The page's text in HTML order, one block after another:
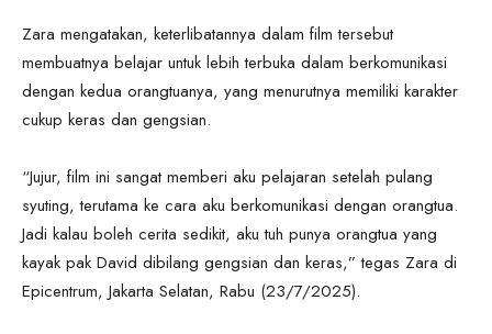
Zara mengatakan, keterlibatannya dalam film tersebut
membuatnya belajar untuk lebih terbuka dalam berkomunikasi
dengan kedua orangtuanya, yang menurutnya memiliki karakter
cukup keras dan gengsian.
“Jujur, film ini sangat memberi aku pelajaran setelah pulang
syuting, terutama ke cara aku berkomunikasi dengan orangtua.
Jadi kalau boleh cerita sedikit, aku tuh punya orangtua yang
kayak pak David dibilang gengsian dan keras,” tegas Zara di
Epicentrum, Jakarta Selatan, Rabu (23/7/2025).